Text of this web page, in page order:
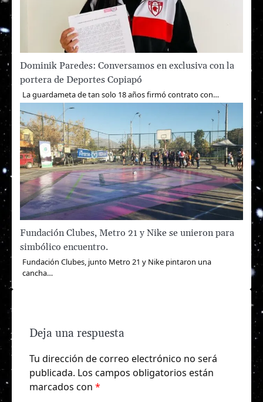
Dominik Paredes: Conversamos en exclusiva con la
portera de Deportes Copiapó
La guardameta de tan solo 18 años firmó contrato con…
Fundación Clubes, Metro 21 y Nike se unieron para
simbólico encuentro.
Fundación Clubes, junto Metro 21 y Nike pintaron una
cancha…
Deja una respuesta
Tu dirección de correo electrónico no será
publicada. Los campos obligatorios están
marcados con *